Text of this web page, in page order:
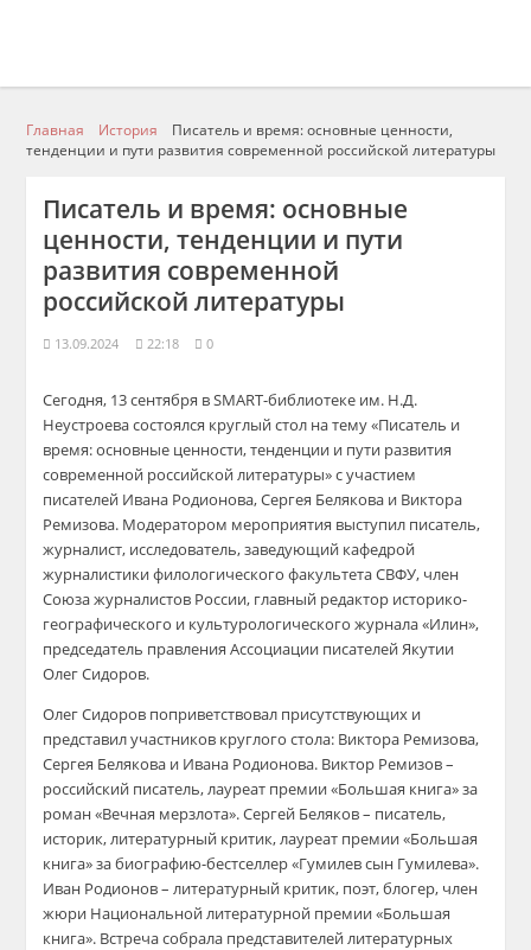
Главная История
Писатель и время: основные ценности,
тенденции и пути развития современной российской литературы
Писатель и время: основные
ценности, тенденции и пути
развития современной
российской литературы
13.09.2024 22:18 0
Сегодня, 13 сентября в SMART-библиотеке им. Н.Д.
Неустроева состоялся круглый стол на тему «Писатель и
время: основные ценности, тенденции и пути развития
современной российской литературы» с участием
писателей Ивана Родионова, Сергея Белякова и Виктора
Ремизова. Модератором мероприятия выступил писатель,
журналист, исследователь, заведующий кафедрой
журналистики филологического факультета СВФУ, член
Союза журналистов России, главный редактор историко-
географического и культурологического журнала «Илин»,
председатель правления Ассоциации писателей Якутии
Олег Сидоров.
Олег Сидоров поприветствовал присутствующих и
представил участников круглого стола: Виктора Ремизова,
Сергея Белякова и Ивана Родионова. Виктор Ремизов –
российский писатель, лауреат премии «Большая книга» за
роман «Вечная мерзлота». Сергей Беляков – писатель,
историк, литературный критик, лауреат премии «Большая
книга» за биографию-бестселлер «Гумилев сын Гумилева».
Иван Родионов – литературный критик, поэт, блогер, член
жюри Национальной литературной премии «Большая
книга». Встреча собрала представителей литературных